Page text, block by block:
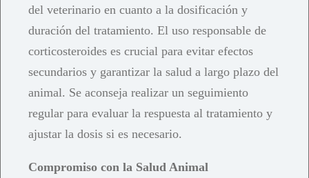
del veterinario en cuanto a la dosificación y
duración del tratamiento. El uso responsable de
corticosteroides es crucial para evitar efectos
secundarios y garantizar la salud a largo plazo del
animal. Se aconseja realizar un seguimiento
regular para evaluar la respuesta al tratamiento y
ajustar la dosis si es necesario.
Compromiso con la Salud Animal